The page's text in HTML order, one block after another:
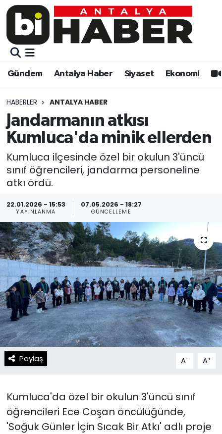
Gündem Antalya Haber Siyaset Ekonomi
HABERLER ANTALYA HABER
Jandarmanın atkısı
Kumluca'da minik ellerden
Kumluca ilçesinde özel bir okulun 3'üncü
sınıf öğrencileri, jandarma personeline
atkı ördü.
22.01.2026 - 15:53
YAYINLANMA
07.05.2026 - 18:27
GÜNCELLEME
Paylaş A- A+
Kumluca'da özel bir okulun 3'üncü sınıf
öğrencileri Ece Coşan öncülüğünde,
'Soğuk Günler İçin Sıcak Bir Atkı' adlı proje
Gündem
Siyaset
Ekonomi
Video
Eğitim
Kültür-sanat
Sağlık
Spor
Teknoloji
Resmi İlanlar
Gündem
Siyaset
Eğitim
Ekonomi
Kültür-sanat
Sağlık
Spor
Teknoloji
Yaşam
Künye
Gizlilik Sözleşmesi
İletişim
Muratpaşa Nöbetçi Eczaneler
Muratpaşa Trafik Yoğunluk Haritası
Süper Lig Puan Durumu ve Fikstür
Tüm Manşetler
Son Dakika Haberleri
Haber Arşivi